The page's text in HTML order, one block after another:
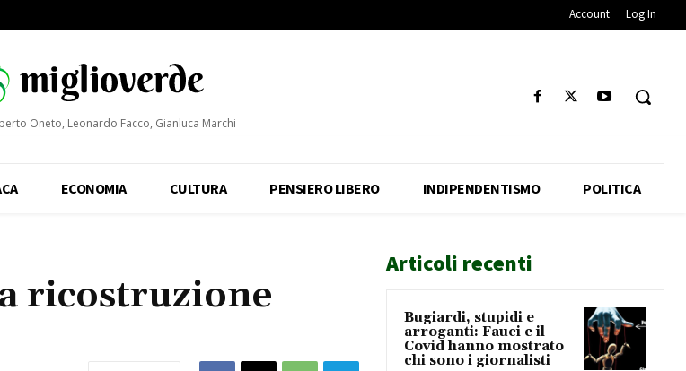
Account Log In
Oneto, Leonardo Facco, Gianluca Marchi
ECONOMIA CULTURA PENSIERO LIBERO INDIPENDENTISMO POLITICA
ricostruzione
Articoli recenti
Bugiardi, stupidi e
arroganti: Fauci e il
Covid hanno mostrato
chi sono i giornalisti